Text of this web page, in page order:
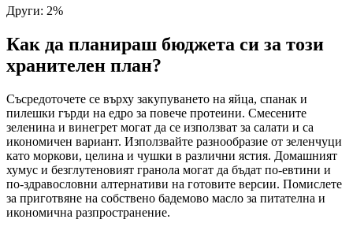
Други: 2%
Как да планираш бюджета си за този
хранителен план?
Съсредоточете се върху закупуването на яйца, спанак и
пилешки гърди на едро за повече протеини. Смесените
зеленина и винегрет могат да се използват за салати и са
икономичен вариант. Използвайте разнообразие от зеленчуци
като моркови, целина и чушки в различни ястия. Домашният
хумус и безглутеновият гранола могат да бъдат по-евтини и
по-здравословни алтернативи на готовите версии. Помислете
за приготвяне на собствено бадемово масло за питателна и
икономична разпространение.